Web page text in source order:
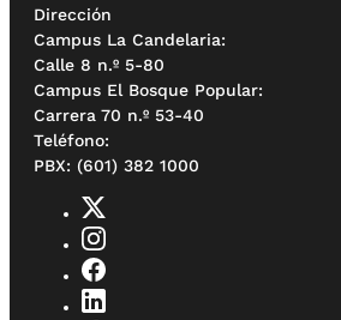
Dirección
Campus La Candelaria:
Calle 8 n.º 5-80
Campus El Bosque Popular:
Carrera 70 n.º 53-40
Teléfono:
PBX: (601) 382 1000